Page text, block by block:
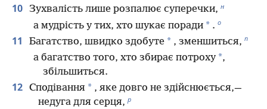
10 Зухвалість лише розпалює суперечки, н
а мудрість у тих, хто шукає поради * . о
11 Багатство, швидко здобуте * , зменшиться, п
а багатство того, хто збирає потроху *,
збільшиться.
12 Сподівання * , яке довго не здійснюється,—
недуга для серця, р